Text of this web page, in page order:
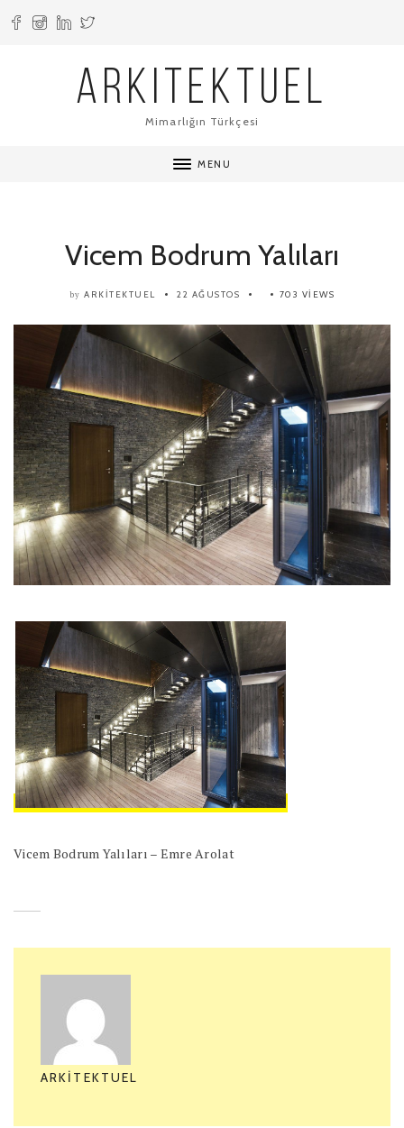
ARKITEKTUEL
Mimarlığın Türkçesi
MENU
Vicem Bodrum Yalıları
by ARKITEKTUEL 22 AĞUSTOS 703 VIEWS
Vicem Bodrum Yalıları – Emre Arolat
ARKITEKTUEL